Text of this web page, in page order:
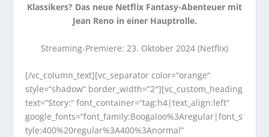
Klassikers? Das neue Netflix Fantasy-Abenteuer mit
Jean Reno in einer Hauptrolle.
Streaming-Premiere: 23. Oktober 2024 (Netflix)
[/vc_column_text][vc_separator color=“orange“
style=“shadow“ border_width=“2″][vc_custom_heading
text=“Story:“ font_container=“tag:h4|text_align:left“
google_fonts=“font_family:Boogaloo%3Aregular|font_s
tyle:400%20regular%3A400%3Anormal“